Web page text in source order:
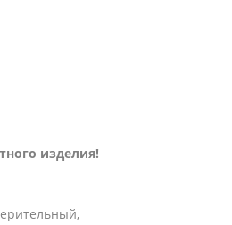
изделия!